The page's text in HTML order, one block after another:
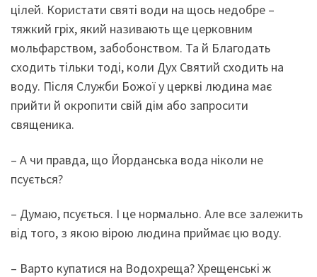
цілей. Користати святі води на щось недобре –
тяжкий гріх, який називають ще церковним
мольфарством, забобонством. Та й Благодать
сходить тільки тоді, коли Дух Святий сходить на
воду. Після Служби Божої у церкві людина має
прийти й окропити свій дім або запросити
священика.
– А чи правда, що Йорданська вода ніколи не
псується?
– Думаю, псується. І це нормально. Але все залежить
від того, з якою вірою людина приймає цю воду.
– Варто купатися на Водохреща? Хрещенські ж